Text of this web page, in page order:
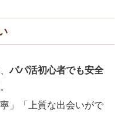
パパ活初心者でも安全
」「上質な出会いがで